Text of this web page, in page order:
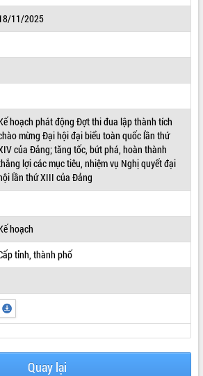
11/2025
hoạch phát động Đợt thi đua lập thành tích
mừng Đại hội đại biểu toàn quốc lần thứ
của Đảng; tăng tốc, bứt phá, hoàn thành
lợi các mục tiêu, nhiệm vụ Nghị quyết đại
lần thứ XIII của Đảng
hoạch
tỉnh, thành phố
Quay lại